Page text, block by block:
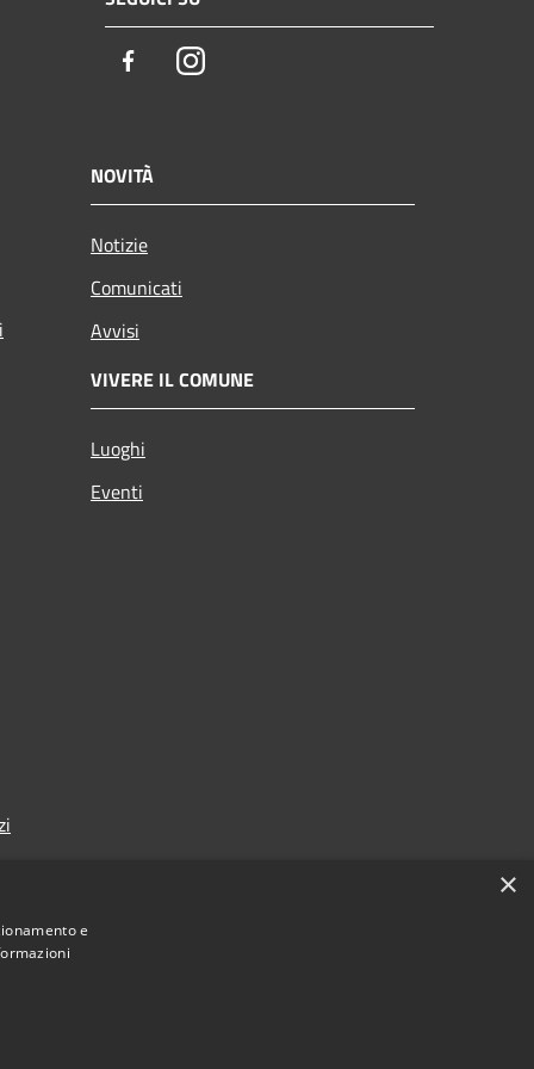
FacebookInstagram
NOVITÀ
Notizie
Comunicati
Avvisi
VIVERE IL COMUNE
Luoghi
Eventi
×
e